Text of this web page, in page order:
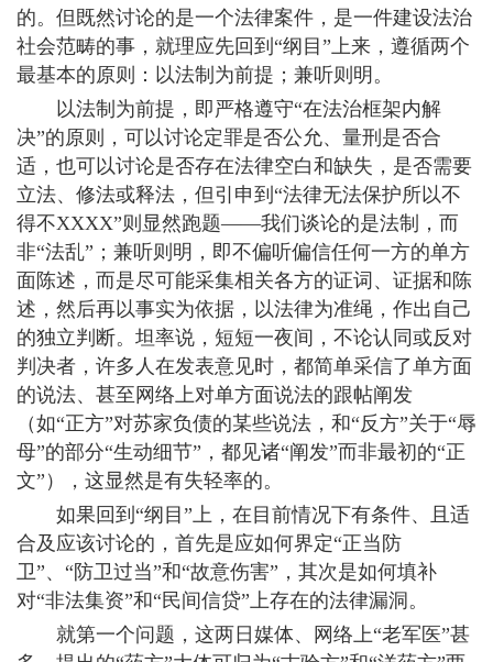
的。但既然讨论的是一个法律案件，是一件建设法治
社会范畴的事，就理应先回到“纲目”上来，遵循两个
最基本的原则：以法制为前提；兼听则明。
以法制为前提，即严格遵守“在法治框架内解
决”的原则，可以讨论定罪是否公允、量刑是否合
适，也可以讨论是否存在法律空白和缺失，是否需要
立法、修法或释法，但引申到“法律无法保护所以不
得不XXXX”则显然跑题——我们谈论的是法制，而
非“法乱”；兼听则明，即不偏听偏信任何一方的单方
面陈述，而是尽可能采集相关各方的证词、证据和陈
述，然后再以事实为依据，以法律为准绳，作出自己
的独立判断。坦率说，短短一夜间，不论认同或反对
判决者，许多人在发表意见时，都简单采信了单方面
的说法、甚至网络上对单方面说法的跟帖阐发
（如“正方”对苏家负债的某些说法，和“反方”关于“辱
母”的部分“生动细节”，都见诸“阐发”而非最初的“正
文”），这显然是有失轻率的。
如果回到“纲目”上，在目前情况下有条件、且适
合及应该讨论的，首先是应如何界定“正当防
卫”、“防卫过当”和“故意伤害”，其次是如何填补
对“非法集资”和“民间信贷”上存在的法律漏洞。
就第一个问题，这两日媒体、网络上“老军医”甚